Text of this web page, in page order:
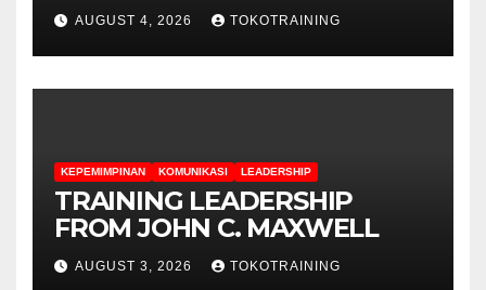
AUGUST 4, 2026 TOKOTRAINING
KEPEMIMPINAN KOMUNIKASI LEADERSHIP
TRAINING LEADERSHIP
FROM JOHN C. MAXWELL
AUGUST 3, 2026 TOKOTRAINING